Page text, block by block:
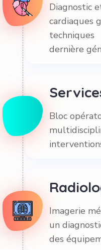
Diagnostic
cardiaques
dernière
Bloc
Imagerie
un
des